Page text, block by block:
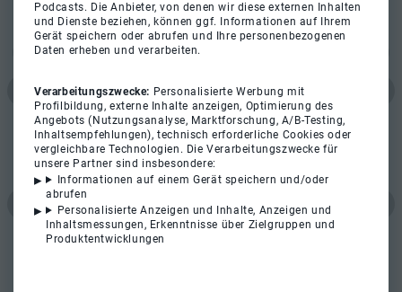
Podcasts. Die Anbieter, von denen wir diese externen Inhalten
und Dienste beziehen, können ggf. Informationen auf Ihrem
Gerät speichern oder abrufen und Ihre personenbezogenen
Daten erheben und verarbeiten.
Verarbeitungszwecke: Personalisierte Werbung mit
Profilbildung, externe Inhalte anzeigen, Optimierung des
Angebots (Nutzungsanalyse, Marktforschung, A/B-Testing,
Inhaltsempfehlungen), technisch erforderliche Cookies oder
vergleichbare Technologien. Die Verarbeitungszwecke für
unsere Partner sind insbesondere:
Informationen auf einem Gerät speichern und/oder
abrufen
Personalisierte Anzeigen und Inhalte, Anzeigen und
Inhaltsmessungen, Erkenntnisse über Zielgruppen und
Produktentwicklungen